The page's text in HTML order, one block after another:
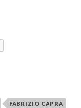
FABRIZIO CAPRA